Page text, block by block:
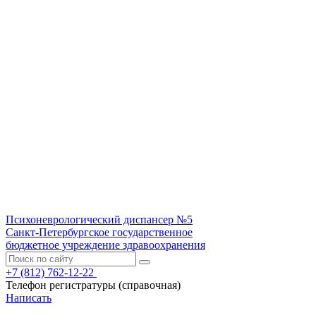
Психоневрологический диспансер №5
Санкт-Петербургское государственное
бюджетное учреждение здравоохранения
+7 (812) 762-12-22
Телефон регистратуры (справочная)
Написать